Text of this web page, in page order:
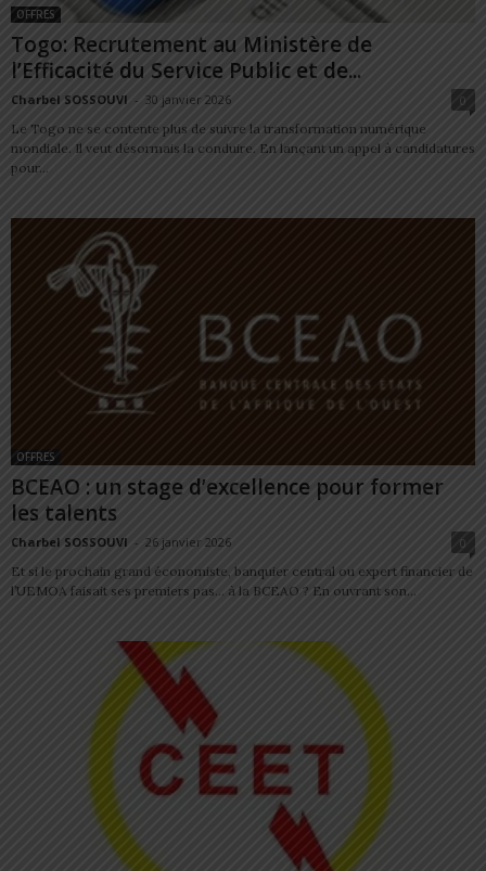
OFFRES
Togo: Recrutement au Ministère de
l’Efficacité du Service Public et de...
Charbel SOSSOUVI - 30 janvier 2026
0
Le Togo ne se contente plus de suivre la transformation numérique
mondiale. Il veut désormais la conduire. En lançant un appel à candidatures
pour...
OFFRES
BCEAO : un stage d’excellence pour former
les talents
Charbel SOSSOUVI - 26 janvier 2026
0
Et si le prochain grand économiste, banquier central ou expert financier de
l’UEMOA faisait ses premiers pas… à la BCEAO ? En ouvrant son...